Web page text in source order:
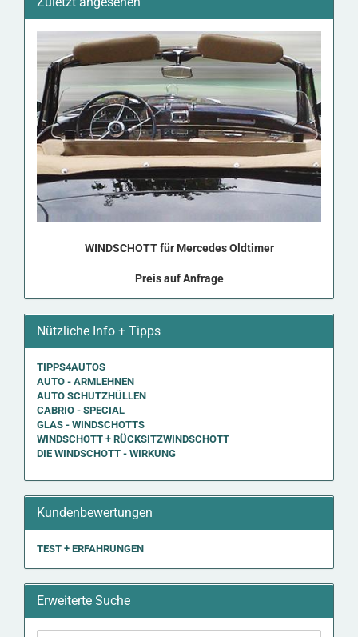
WIND­SCHOTT für Mer­ce­des Old­ti­mer
Preis auf Anfrage
Nützliche Info + Tipps
TIPPS4AUTOS
AUTO - ARMLEHNEN
AUTO SCHUTZHÜLLEN
CABRIO - SPECIAL
GLAS - WINDSCHOTTS
WINDSCHOTT + RÜCKSITZWINDSCHOTT
DIE WINDSCHOTT - WIRKUNG
Kundenbewertungen
TEST + ERFAHRUNGEN
Erweiterte Suche